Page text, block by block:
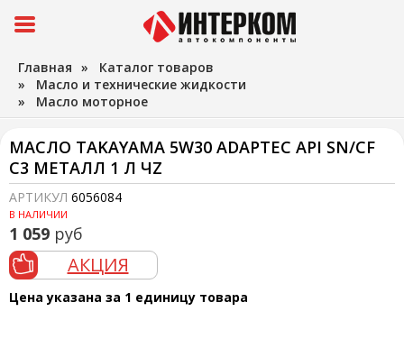
Главная » Каталог товаров
» Масло и технические жидкости
» Масло моторное
МАСЛО TAKAYAMA 5W30 ADAPTEC API SN/СF
C3 МЕТАЛЛ 1 Л ЧZ
АРТИКУЛ 6056084
В НАЛИЧИИ
1 059 руб
АКЦИЯ
Цена указана за 1 единицу товара